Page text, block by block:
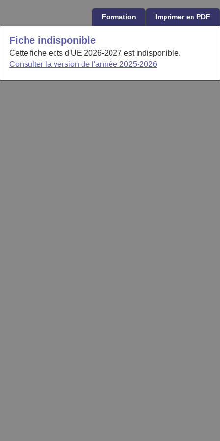
Formation Imprimer en PDF
Fiche indisponible
Cette fiche ects d'UE 2026-2027 est indisponible.
Consulter la version de l'année 2025-2026